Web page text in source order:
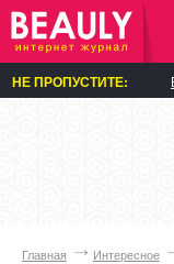
НЕ ПРОПУСТИТЕ:
Главная Интересное